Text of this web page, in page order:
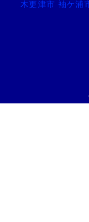
木更津市 袖ケ浦